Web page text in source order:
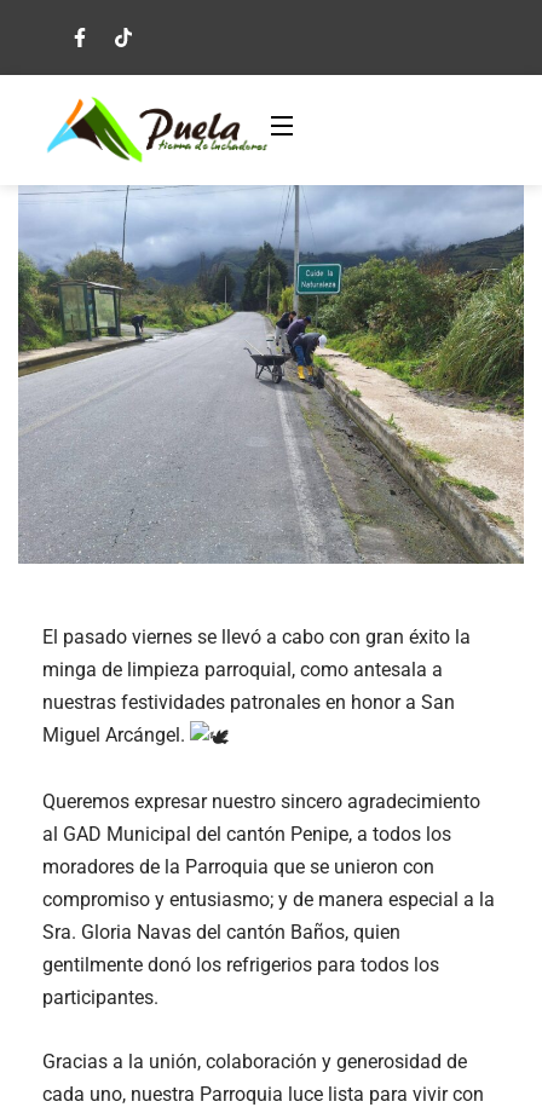
El pasado viernes se llevó a cabo con gran éxito la
minga de limpieza parroquial, como antesala a
nuestras festividades patronales en honor a San
Miguel Arcángel.
Queremos expresar nuestro sincero agradecimiento
al GAD Municipal del cantón Penipe, a todos los
moradores de la Parroquia que se unieron con
compromiso y entusiasmo; y de manera especial a la
Sra. Gloria Navas del cantón Baños, quien
gentilmente donó los refrigerios para todos los
participantes.
Gracias a la unión, colaboración y generosidad de
cada uno, nuestra Parroquia luce lista para vivir con